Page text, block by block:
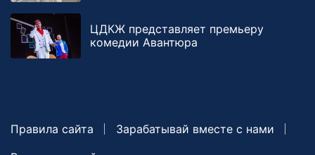
ЦДКЖ представляет премьеру
комедии Авантюра
Правила сайта
Зарабатывай вместе с нами